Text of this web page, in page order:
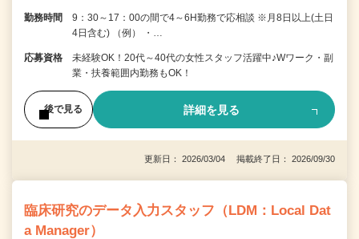
勤務時間
9：30～17：00の間で4～6H勤務で応相談 ※月8日以上(土日
4日含む) （例） ・…
応募資格
未経験OK！20代～40代の女性スタッフ活躍中♪Wワーク・副
業・扶養範囲内勤務もOK！
後で見る 詳細を見る
更新日： 2026/03/04 掲載終了日： 2026/09/30
臨床研究のデータ入力スタッフ（LDM：Local Dat
a Manager）